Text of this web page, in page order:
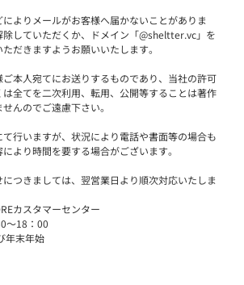
よりメールがお客様へ届かないことがありま
除していただくか、ドメイン「@sheltter.vc」を
だきますようお願いいたします。
本人宛てにお送りするものであり、当社の許可
全てを二次利用、転用、公開等することは著作
んのでご遠慮下さい。
行いますが、状況により電話や書面等の場合も
より時間を要する場合がございます。
つきましては、翌営業日より順次対応いたしま
カスタマーセンター
～18：00
年末年始